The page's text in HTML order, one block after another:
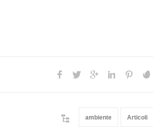
ambiente Articoli